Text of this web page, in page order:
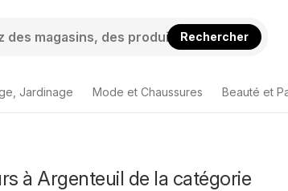
Rechercher
Jardinage Mode et Chaussures Beauté et
à Argenteuil de la catégorie